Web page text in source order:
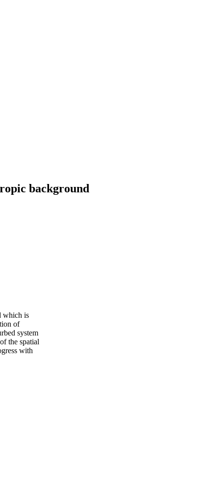
background
which is
of
system
the spatial
with